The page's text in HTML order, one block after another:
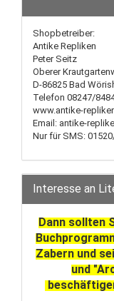
Shopbetreiber:
Antike Repliken
Peter Seitz
Oberer
D-86825 Bad
Telefon 08247/
www.antike-
Email: antike-
Nur für SMS:
Interesse an
Dann sollten
Zabern und
und